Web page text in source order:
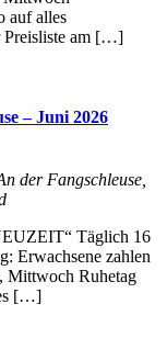
auf alles
Preisliste am […]
– Juni 2026
der Fangschleuse,
Täglich 16
Erwachsene zahlen
Mittwoch Ruhetag
[…]